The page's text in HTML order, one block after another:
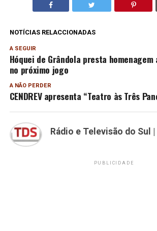
NOTÍCIAS RELACCIONADAS
A SEGUIR
Hóquei de Grândola presta
no próximo jogo
A NÃO PERDER
CENDREV apresenta “Teatro às Três
Rádio e Televisão do Sul |
PUBLICIDADE